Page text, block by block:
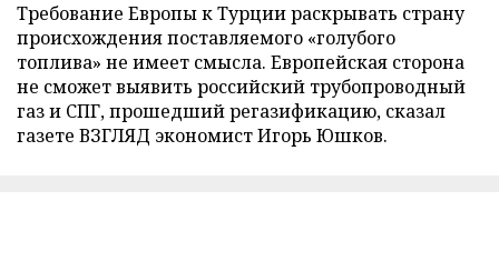
Требование Европы к Турции раскрывать страну
происхождения поставляемого «голубого
топлива» не имеет смысла. Европейская сторона
не сможет выявить российский трубопроводный
газ и СПГ, прошедший регазификацию, сказал
газете ВЗГЛЯД экономист Игорь Юшков.